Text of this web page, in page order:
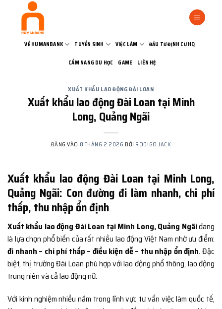
VỀ HUMANBANK TUYỂN SINH VIỆC LÀM ĐẦU TƯ ĐỊNH CƯ HQ
CẨM NANG DU HỌC GAME LIÊN HỆ
XUẤT KHẨU LAO ĐỘNG ĐÀI LOAN
Xuất khẩu lao động Đài Loan tại Minh
Long, Quảng Ngãi
ĐĂNG VÀO 8 THÁNG 2 2026 BỞI RODIGO JACK
Xuất khẩu lao động Đài Loan tại Minh Long,
Quảng Ngãi: Con đường đi làm nhanh, chi phí
thấp, thu nhập ổn định
Xuất khẩu lao động Đài Loan tại Minh Long, Quảng Ngãiđang
là lựa chọn phổ biến của rất nhiều lao động Việt Nam nhờ ưu điểm:
đi nhanh – chi phí thấp – điều kiện dễ – thu nhập ổn định. Đặc
biệt, thị trường Đài Loan phù hợp với lao động phổ thông, lao động
trung niên và cả lao động nữ.
Với kinh nghiệm nhiều năm trong lĩnh vực tư vấn việc làm quốc tế,